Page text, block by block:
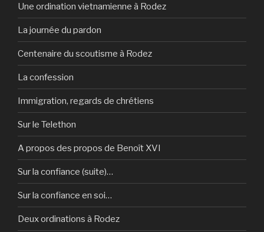
Une ordination vietnamienne à Rodez
La journée du pardon
Centenaire du scoutisme à Rodez
La confession
Immigration, regards de chrétiens
Sur le Telethon
A propos des propos de Benoît XVI
Sur la confiance (suite)…
Sur la confiance en soi…
Deux ordinations à Rodez